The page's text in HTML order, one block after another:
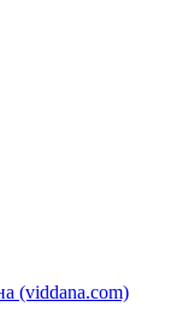
(viddana.com)